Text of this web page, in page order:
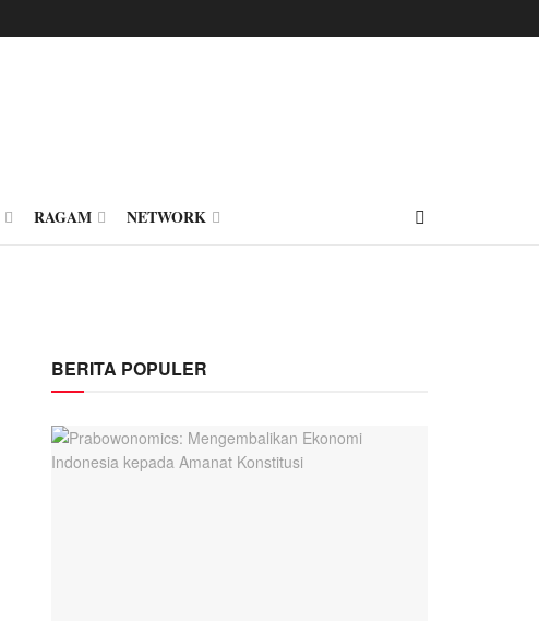
RAGAM NETWORK
BERITA POPULER